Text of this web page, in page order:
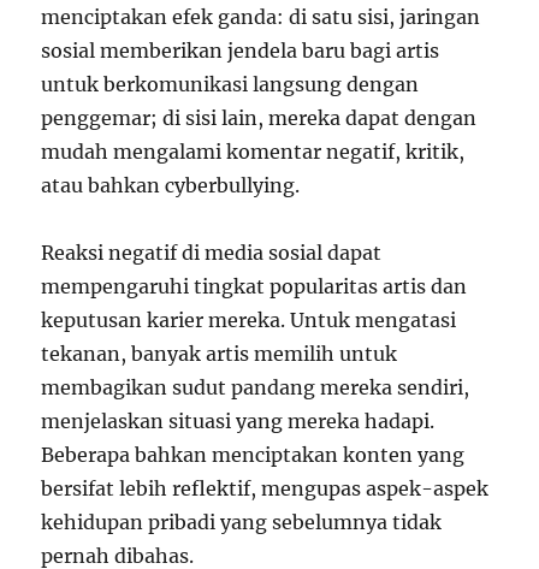
menciptakan efek ganda: di satu sisi, jaringan
sosial memberikan jendela baru bagi artis
untuk berkomunikasi langsung dengan
penggemar; di sisi lain, mereka dapat dengan
mudah mengalami komentar negatif, kritik,
atau bahkan cyberbullying.
Reaksi negatif di media sosial dapat
mempengaruhi tingkat popularitas artis dan
keputusan karier mereka. Untuk mengatasi
tekanan, banyak artis memilih untuk
membagikan sudut pandang mereka sendiri,
menjelaskan situasi yang mereka hadapi.
Beberapa bahkan menciptakan konten yang
bersifat lebih reflektif, mengupas aspek-aspek
kehidupan pribadi yang sebelumnya tidak
pernah dibahas.